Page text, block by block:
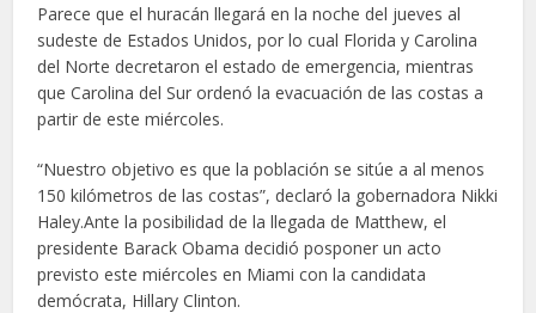
Parece que el huracán llegará en la noche del jueves al
sudeste de Estados Unidos, por lo cual Florida y Carolina
del Norte decretaron el estado de emergencia, mientras
que Carolina del Sur ordenó la evacuación de las costas a
partir de este miércoles.
“Nuestro objetivo es que la población se sitúe a al menos
150 kilómetros de las costas”, declaró la gobernadora Nikki
Haley.Ante la posibilidad de la llegada de Matthew, el
presidente Barack Obama decidió posponer un acto
previsto este miércoles en Miami con la candidata
demócrata, Hillary Clinton.